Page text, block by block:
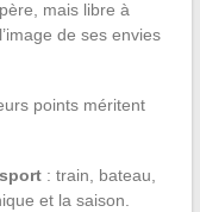
mais libre à
de ses envies
points méritent
: train, bateau,
et la saison.